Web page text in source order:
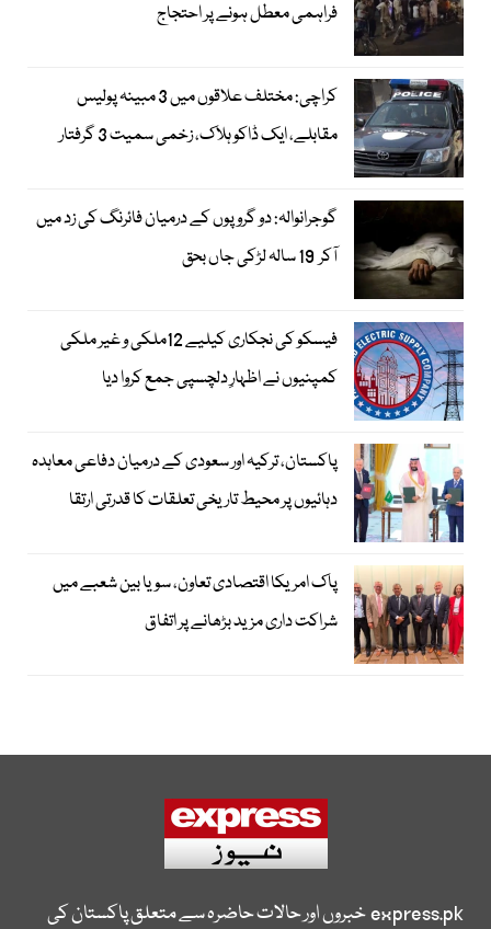
فراہمی معطل ہونے پر احتجاج
کراچی: مختلف علاقوں میں 3 مبینہ پولیس
مقابلے، ایک ڈاکو ہلاک، زخمی سمیت 3 گرفتار
گوجرانوالہ: دو گروپوں کے درمیان فائرنگ کی زد میں
آکر 19 سالہ لڑکی جاں بحق
فیسکو کی نجکاری کیلیے 12ملکی و غیر ملکی
کمپنیوں نے اظہارِ دلچسپی جمع کروا دیا
پاکستان، ترکیہ اور سعودی کے درمیان دفاعی معاہدہ
دہائیوں پر محیط تاریخی تعلقات کا قدرتی ارتقا
پاک امریکا اقتصادی تعاون، سویا بین شعبے میں
شراکت داری مزید بڑھانے پر اتفاق
express.pkخبروں اور حالات حاضرہ سے متعلق پاکستان کی